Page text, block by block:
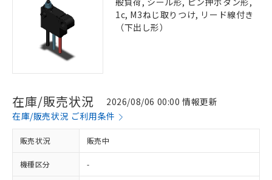
1c, M3ねじ取りつけ, リード線付き
（下出し形）
在庫/販売状況
2026/08/06 00:00 情報更新
在庫/販売状況 ご利用条件
販売状況 販売中
機種区分 -